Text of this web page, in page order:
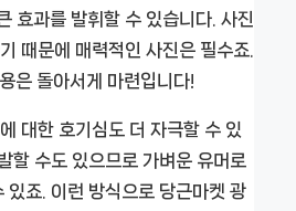
효과를 발휘할 수 있습니다. 사진
때문에 매력적인 사진은 필수죠.
은 돌아서게 마련입니다!
대한 호기심도 더 자극할 수 있
할 수도 있으므로 가벼운 유머로
있죠. 이런 방식으로 당근마켓 광